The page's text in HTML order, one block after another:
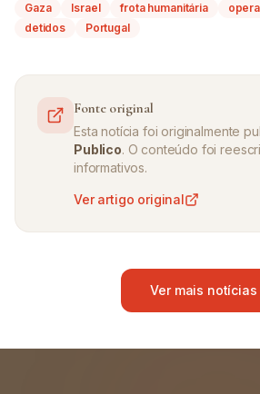
Gaza Israel frota humanitária
detidos
Portugal
Fonte original
Esta notícia foi originalmente
Publico. O conteúdo foi
informativos.
Ver artigo original
Ver mais notícias